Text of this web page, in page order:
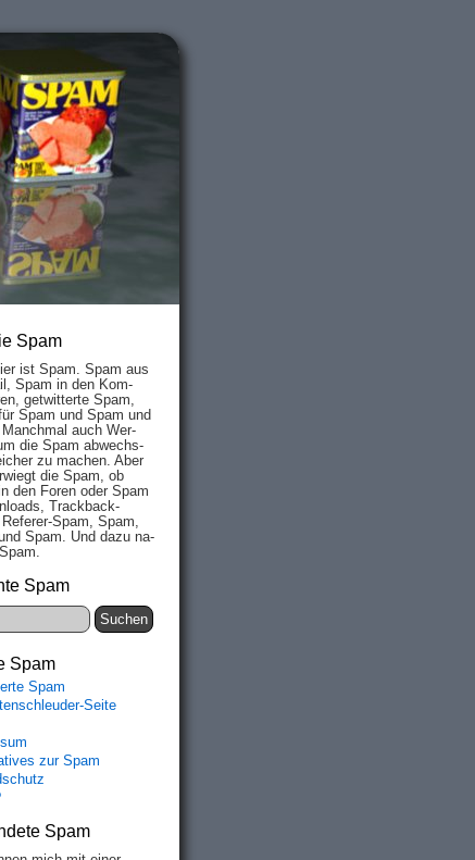
Spam
ist Spam. Spam aus
Spam in den Kom­
ge­twit­ter­te Spam,
Spam und Spam und
auch Wer­
die Spam ab­wechs­
zu mach­en. Aber
die Spam, ob
den Fo­ren oder Spam
Track­back-
Spam, Spam,
Spam. Und da­zu na­
Spam
Spam
Spam
Seite
zur Spam
Spam